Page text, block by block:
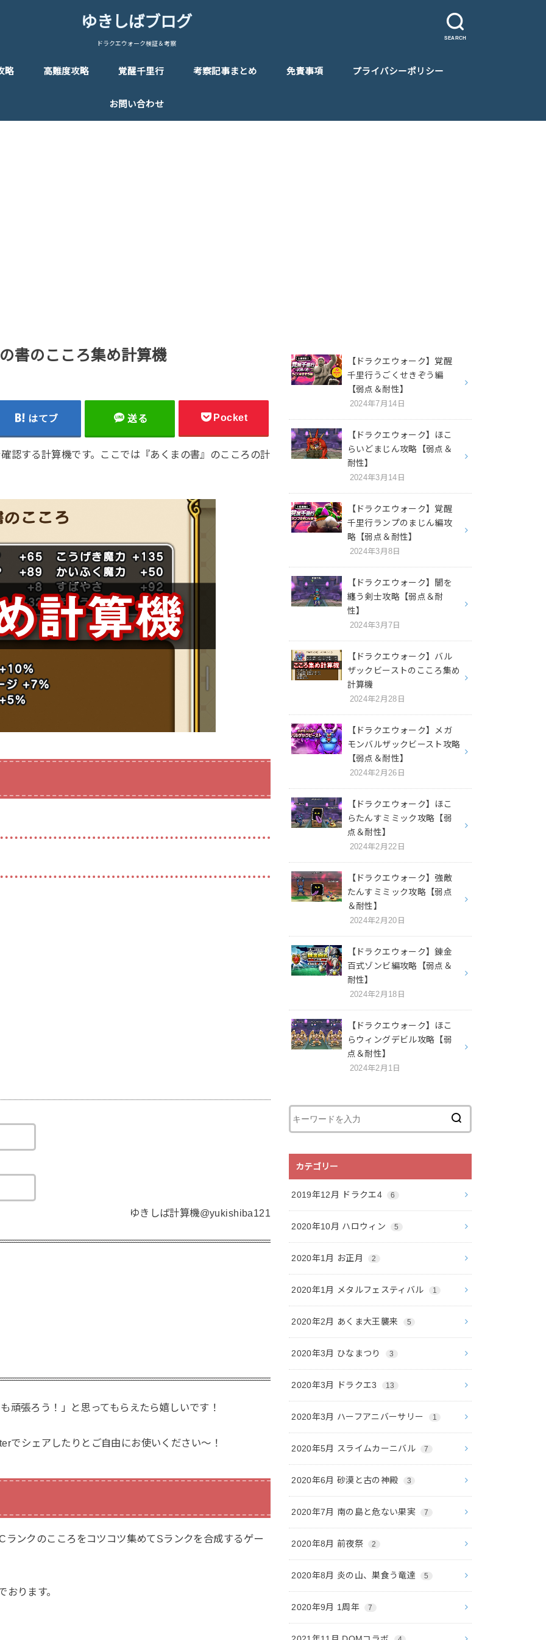
SEARCH
ゆきしばブログ
ドラクエウォーク検証＆考察
略 高難度攻略 覚醒千里行 考察記事まとめ 免責事項 プライバシーポリシー
お問い合わせ
書のこころ集め計算機
はてブ 送る Pocket
認する計算機です。ここでは『あくまの書』のこころの計
ゆきしば計算機@yukishiba121
頑張ろう！」と思ってもらえたら嬉しいです！
でシェアしたりとご自由にお使いください〜！
ンクのこころをコツコツ集めてSランクを合成するゲー
ります。
【ドラクエウォーク】覚醒
千里行うごくせきぞう編
【弱点＆耐性】
2024年7月14日
【ドラクエウォーク】ほこ
らいどまじん攻略【弱点＆
耐性】
2024年3月14日
【ドラクエウォーク】覚醒
千里行ランプのまじん編攻
略【弱点＆耐性】
2024年3月8日
【ドラクエウォーク】闇を
纏う剣士攻略【弱点＆耐
性】
2024年3月7日
【ドラクエウォーク】バル
ザックビーストのこころ集め
計算機
2024年2月28日
【ドラクエウォーク】メガ
モンバルザックビースト攻略
【弱点＆耐性】
2024年2月26日
【ドラクエウォーク】ほこ
らたんすミミック攻略【弱
点＆耐性】
2024年2月22日
【ドラクエウォーク】強敵
たんすミミック攻略【弱点
＆耐性】
2024年2月20日
【ドラクエウォーク】錬金
百式ゾンビ編攻略【弱点＆
耐性】
2024年2月18日
【ドラクエウォーク】ほこ
らウィングデビル攻略【弱
点＆耐性】
2024年2月1日
カテゴリー
2019年12月 ドラクエ4 6
2020年10月 ハロウィン 5
2020年1月 お正月 2
2020年1月 メタルフェスティバル 1
2020年2月 あくま大王襲来 5
2020年3月 ひなまつり 3
2020年3月 ドラクエ3 13
2020年3月 ハーフアニバーサリー 1
2020年5月 スライムカーニバル 7
2020年6月 砂漠と古の神殿 3
2020年7月 南の島と危ない果実 7
2020年8月 前夜祭 2
2020年8月 炎の山、巣食う竜達 5
2020年9月 1周年 7